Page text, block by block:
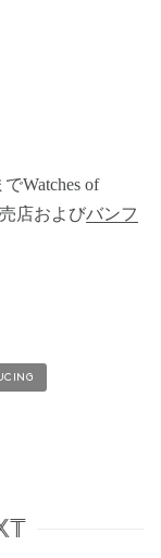
Watches of
店およびバンフ